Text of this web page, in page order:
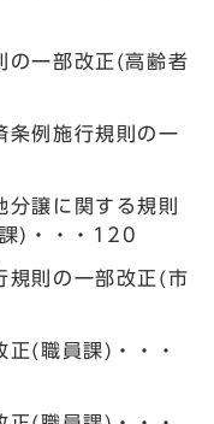
の一部改正(高齢者
条例施行規則の一
譲に関する規則
)・・・120
規則の一部改正(市
正(職員課)・・・